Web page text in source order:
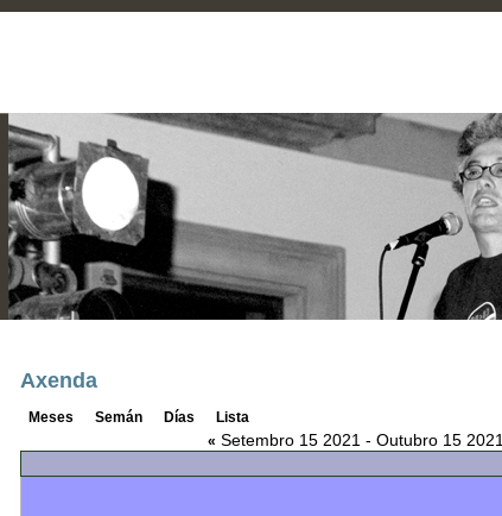
Axenda
Meses Semán Días
Lista
« Setembro 15 2021 - Outubro 15 2021